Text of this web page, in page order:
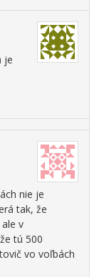
je
nie je
tak, že
v
tú 500
vo voľbách